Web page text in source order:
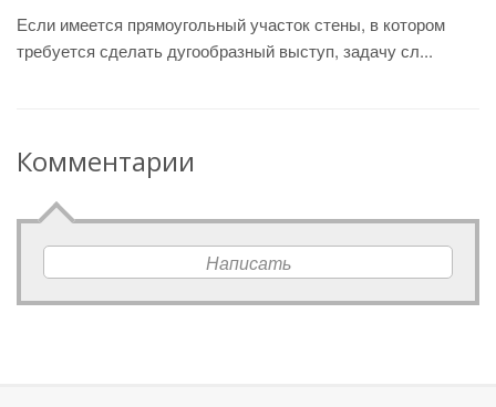
Если имеется прямоугольный участок стены, в котором
требуется сделать дугообразный выступ, задачу сл...
Комментарии
Написать